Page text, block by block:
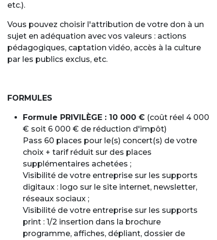
etc.).
Vous pouvez choisir l'attribution de votre don à un
sujet en adéquation avec vos valeurs : actions
pédagogiques, captation vidéo, accès à la culture
par les publics exclus, etc.
FORMULES
Formule PRIVILÈGE : 10 000 € (coût réel 4 000
€ soit 6 000 € de réduction d'impôt)
Pass 60 places pour le(s) concert(s) de votre
choix + tarif réduit sur des places
supplémentaires achetées ;
Visibilité de votre entreprise sur les supports
digitaux : logo sur le site internet, newsletter,
réseaux sociaux ;
Visibilité de votre entreprise sur les supports
print : 1/2 insertion dans la brochure
programme, affiches, dépliant, dossier de